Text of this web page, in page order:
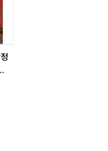
쳐 보지만 좀처럼 해
래된 책의 책장만큼